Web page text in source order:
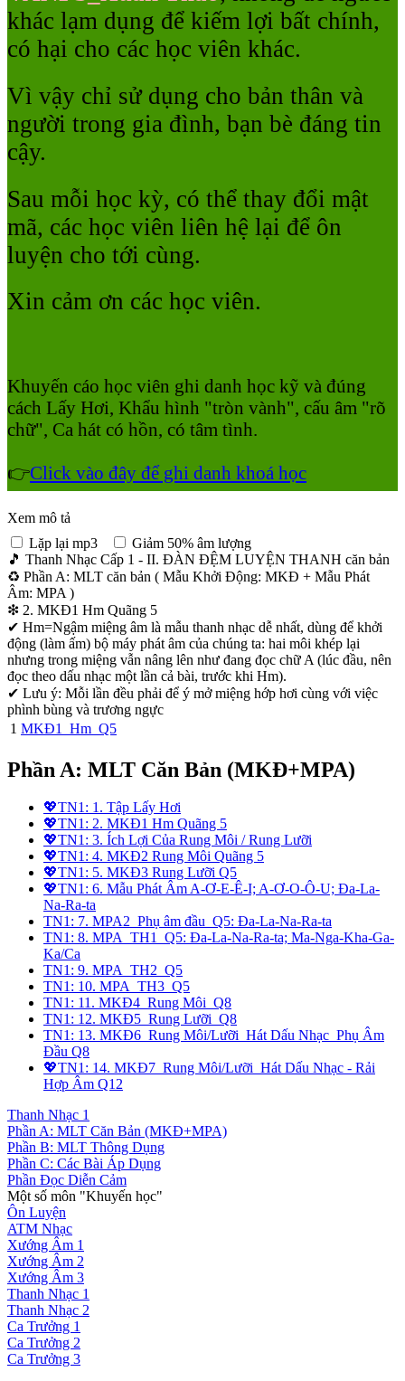
khác lạm dụng để kiếm lợi bất chính,
có hại cho các học viên khác.
Vì vậy chỉ sử dụng cho bản thân và
người trong gia đình, bạn bè đáng tin
cậy.
Sau mỗi học kỳ, có thể thay đổi mật
mã, các học viên liên hệ lại để ôn
luyện cho tới cùng.
Xin cảm ơn các học viên.
Khuyến cáo học viên ghi danh học kỹ và đúng
cách Lấy Hơi, Khẩu hình "tròn vành", cấu âm "rõ
chữ", Ca hát có hồn, có tâm tình.
👉Click vào đây để ghi danh khoá học
Xem mô tả
Lặp lại mp3
Giảm 50% âm lượng
🎵 Thanh Nhạc Cấp 1 - II. ĐÀN ĐỆM LUYỆN THANH căn bản
♻ Phần A: MLT căn bản ( Mẫu Khởi Động: MKĐ + Mẫu Phát
Âm: MPA )
❇ 2. MKĐ1 Hm Quãng 5
✔ Hm=Ngậm miệng âm là mẫu thanh nhạc dễ nhất, dùng để khởi
động (làm ấm) bộ máy phát âm của chúng ta: hai môi khép lại
nhưng trong miệng vẫn nâng lên như đang đọc chữ A (lúc đầu, nên
đọc theo dấu nhạc một lần cả bài, trước khi Hm).
✔ Lưu ý: Mỗi lần đều phải để ý mở miệng hớp hơi cùng với việc
phình bùng và trương ngực
1 MKĐ1_Hm_Q5
Phần A: MLT Căn Bản (MKĐ+MPA)
💖TN1: 1. Tập Lấy Hơi
💖TN1: 2. MKĐ1 Hm Quãng 5
💖TN1: 3. Ích Lợi Của Rung Môi / Rung Lưỡi
💖TN1: 4. MKĐ2 Rung Môi Quãng 5
💖TN1: 5. MKĐ3 Rung Lưỡi Q5
💖TN1: 6. Mẫu Phát Âm A-Ơ-E-Ê-I; A-Ơ-O-Ô-U; Đa-La-
Na-Ra-ta
TN1: 7. MPA2_Phụ âm đầu_Q5: Đa-La-Na-Ra-ta
TN1: 8. MPA_TH1_Q5: Đa-La-Na-Ra-ta; Ma-Nga-Kha-Ga-
Ka/Ca
TN1: 9. MPA_TH2_Q5
TN1: 10. MPA_TH3_Q5
TN1: 11. MKĐ4_Rung Môi_Q8
TN1: 12. MKĐ5_Rung Lưỡi_Q8
TN1: 13. MKĐ6_Rung Môi/Lưỡi_Hát Dấu Nhạc_Phụ Âm
Đầu Q8
💖TN1: 14. MKĐ7_Rung Môi/Lưỡi_Hát Dấu Nhạc - Rải
Hợp Âm Q12
Thanh Nhạc 1
Phần A: MLT Căn Bản (MKĐ+MPA)
Phần B: MLT Thông Dụng
Phần C: Các Bài Áp Dụng
Phần Đọc Diễn Cảm
Một số môn "Khuyến học"
Ôn Luyện
ATM Nhạc
Xướng Âm 1
Xướng Âm 2
Xướng Âm 3
Thanh Nhạc 1
Thanh Nhạc 2
Ca Trưởng 1
Ca Trưởng 2
Ca Trưởng 3